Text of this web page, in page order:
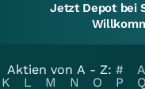
Jetzt Depot bei
Aktien von A - Z: # A
K
L M N O P Q